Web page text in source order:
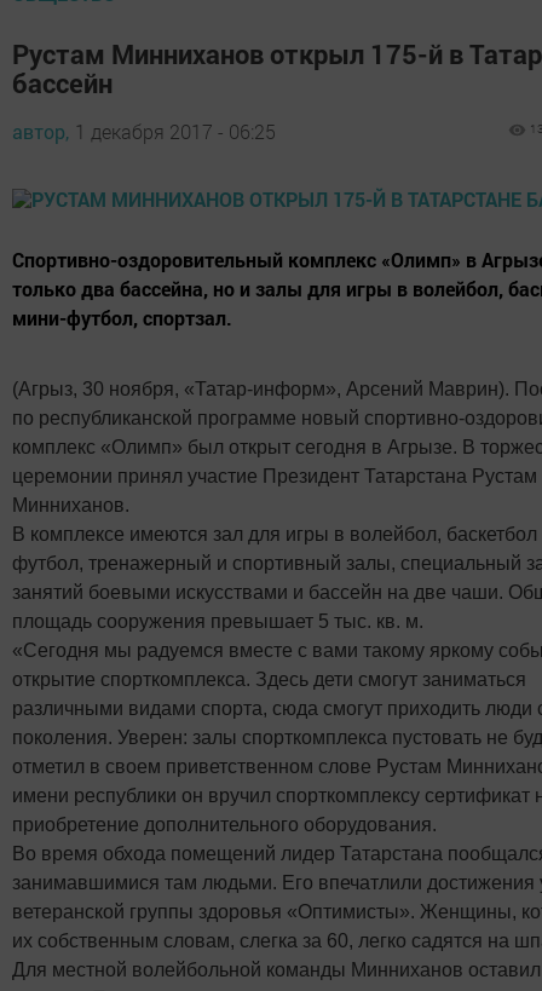
Рустам Минниханов открыл 175-й в
бассейн
автор, 1 декабря 2017 - 06:25
Спортивно-оздоровительный комплекс «Олимп» в
только два бассейна, но и залы для игры в волейбол,
мини-футбол, спортзал.
(Агрыз, 30 ноября, «Татар-информ», Арсений Маврин).
по республиканской программе новый спортивно-
комплекс «Олимп» был открыт сегодня в Агрызе. В
церемонии принял участие Президент Татарстана Рустам
Минниханов.
В комплексе имеются зал для игры в волейбол,
футбол, тренажерный и спортивный залы, специальный
занятий боевыми искусствами и бассейн на две чаши.
площадь сооружения превышает 5 тыс. кв. м.
«Сегодня мы радуемся вместе с вами такому яркому
открытие спорткомплекса. Здесь дети смогут заниматься
различными видами спорта, сюда смогут приходить люди
поколения. Уверен: залы спорткомплекса пустовать не
отметил в своем приветственном слове Рустам
имени республики он вручил спорткомплексу сертификат
приобретение дополнительного оборудования.
Во время обхода помещений лидер Татарстана
занимавшимися там людьми. Его впечатлили достижения
ветеранской группы здоровья «Оптимисты». Женщины,
их собственным словам, слегка за 60, легко садятся на
Для местной волейбольной команды Минниханов